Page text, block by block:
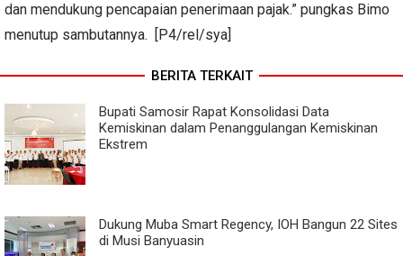
dan mendukung pencapaian penerimaan pajak.” pungkas Bimo
menutup sambutannya. [P4/rel/sya]
BERITA TERKAIT
Bupati Samosir Rapat Konsolidasi Data
Kemiskinan dalam Penanggulangan Kemiskinan
Ekstrem
Dukung Muba Smart Regency, IOH Bangun 22 Sites
di Musi Banyuasin